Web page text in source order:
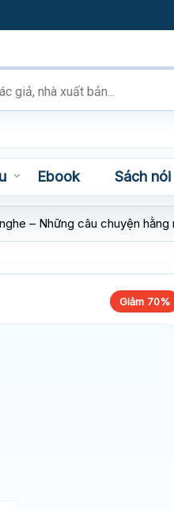
Ebook Sách nói
– Những câu chuyện hằng
Giảm 70%